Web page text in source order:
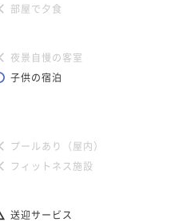
部屋で夕食
夜景自慢の客室
子供の宿泊
プールあり（屋内）
フィットネス施設
送迎サービス